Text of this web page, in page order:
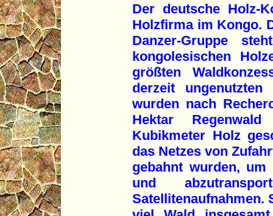
Der deutsche Holz-
Holzfirma im Kongo.
Danzer-Gruppe
kongolesischen
größten
derzeit
wurden nach
Hektar
Kubikmeter Holz
das Netzes von
gebahnt wurden,
und
Satellitenaufnahmen.